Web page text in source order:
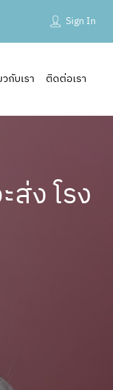
Sign In
กับเรา ติดต่อเรา
ง โรง